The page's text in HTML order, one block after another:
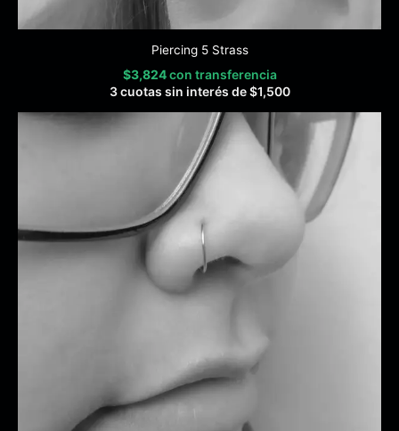
Piercing 5 Strass
$3,824 con transferencia
3 cuotas sin interés de$1,500